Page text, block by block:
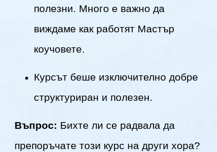
полезни. Много е важно да
виждаме как работят Мастър
коучовете.
Курсът беше изключително добре
структуриран и полезен.
Въпрос: Бихте ли се радвала да
препоръчате този курс на други хора?